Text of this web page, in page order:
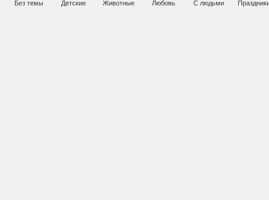
Без темы Детские Животные Любовь С людьми